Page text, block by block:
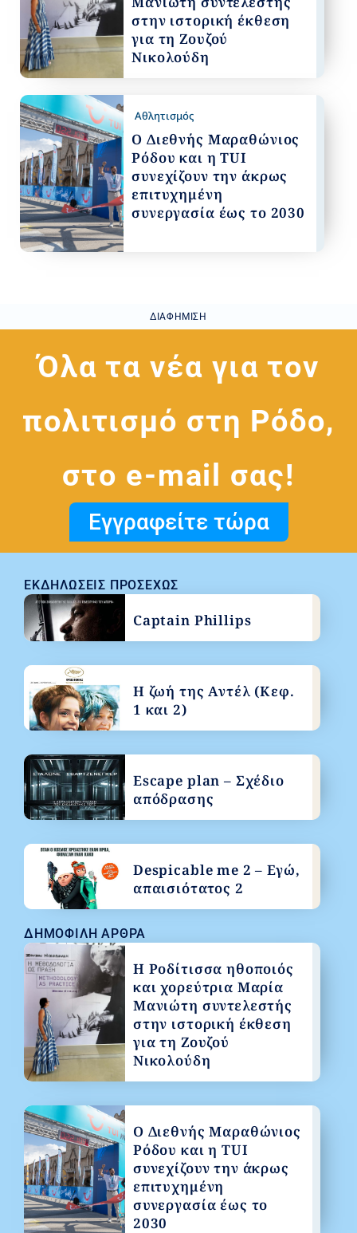
στην ιστορική έκθεση
για τη Ζουζού
Νικολούδη
Αθλητισμός
Ο Διεθνής Μαραθώνιος
Ρόδου και η TUI
συνεχίζουν την άκρως
επιτυχημένη
συνεργασία έως το 2030
ΔΙΑΦΉΜΙΣΗ
Όλα τα νέα για τον
πολιτισμό στη Ρόδο,
στο e-mail σας!
Εγγραφείτε τώρα
ΔΗΜΟΦΙΛΉ ΆΡΘΡΑ
Η Ροδίτισσα ηθοποιός
και χορεύτρια Μαρία
Μανιώτη συντελεστής
στην ιστορική έκθεση
για τη Ζουζού
Νικολούδη
Ο Διεθνής Μαραθώνιος
Ρόδου και η TUI
συνεχίζουν την άκρως
επιτυχημένη
συνεργασία έως το
2030
ΕΚΔΗΛΏΣΕΙΣ ΠΡΟΣΕΧΏΣ
Captain Phillips
Η ζωή της Αντέλ (Κεφ.
1 και 2)
Escape plan – Σχέδιο
απόδρασης
Despicable me 2 – Εγώ,
απαισιότατος 2